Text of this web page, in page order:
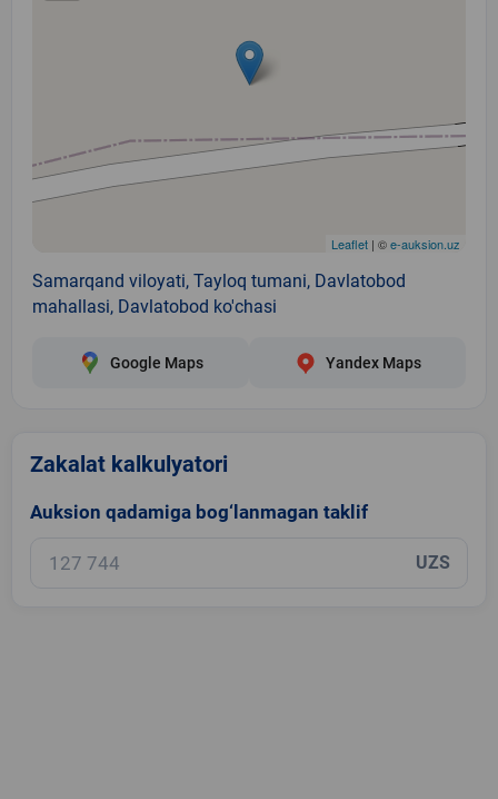
Leaflet | ©e-auksion.uz
Samarqand viloyati, Tayloq tumani, Davlatobod
mahallasi, Davlatobod ko'chasi
Google Maps Yandex Maps
Zakalat kalkulyatori
Auksion qadamiga bog‘lanmagan taklif
UZS